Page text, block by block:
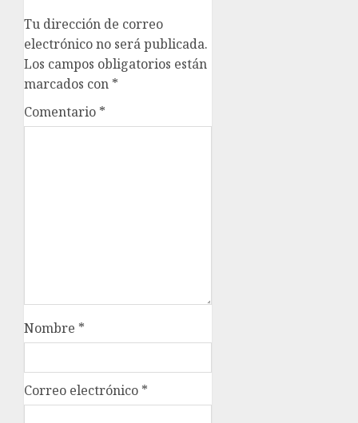
Tu dirección de correo
electrónico no será publicada.
Los campos obligatorios están
marcados con *
Comentario *
Nombre *
Correo electrónico *